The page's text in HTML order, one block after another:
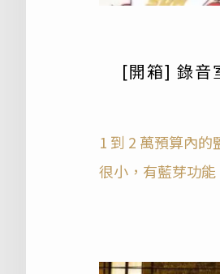
[開箱] 錄
1 到 2 萬預算內
很小，有藍芽功